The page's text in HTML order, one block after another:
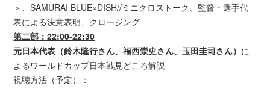
＞、SAMURAI BLUE×DISH//ミニクロストーク、監督・選手代
表による決意表明、クロージング
第二部：22:00-22:30
元日本代表（鈴木隆行さん、福西崇史さん、玉田圭司さん） に
よるワールドカップ日本戦見どころ解説
視聴方法（予定）：